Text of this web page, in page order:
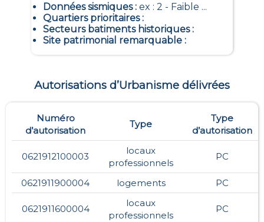
Données sismiques: ex : 2 - Faible ...
Quartiers prioritaires:
Secteurs batiments historiques:
Site patrimonial remarquable:
Autorisations d’Urbanisme délivrées
Numéro
d’autorisation
Type
Type
d’autorisation
0621912100003
locaux
professionnels
PC
0621911900004 logements PC
0621911600004
locaux
professionnels
PC